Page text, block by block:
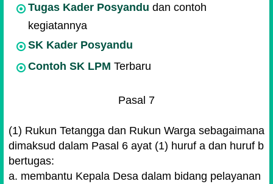
Tugas Kader Posyandu dan contoh
kegiatannya
SK Kader Posyandu
Contoh SK LPM Terbaru
Pasal 7
(1) Rukun Tetangga dan Rukun Warga sebagaimana
dimaksud dalam Pasal 6 ayat (1) huruf a dan huruf b
bertugas:
a. membantu Kepala Desa dalam bidang pelayanan